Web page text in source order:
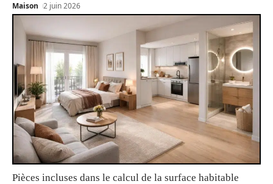
Maison 2 juin 2026
Pièces incluses dans le calcul de la surface habitable